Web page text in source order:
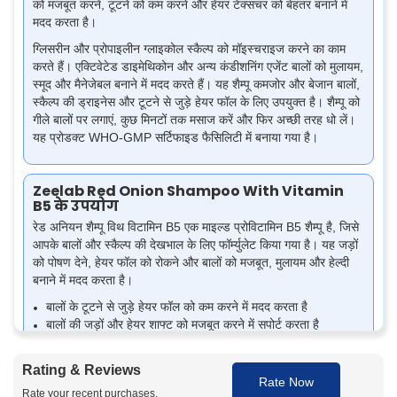
को मजबूत करने, टूटने को कम करने और हेयर टेक्सचर को बेहतर बनाने में
मदद करता है।
ग्लिसरीन और प्रोपाइलीन ग्लाइकोल स्कैल्प को मॉइस्चराइज करने का काम
करते हैं। एक्टिवेटेड डाइमेथिकोन और अन्य कंडीशनिंग एजेंट बालों को मुलायम,
स्मूद और मैनेजेबल बनाने में मदद करते हैं। यह शैम्पू कमजोर और बेजान बालों,
स्कैल्प की ड्राइनेस और टूटने से जुड़े हेयर फॉल के लिए उपयुक्त है। शैम्पू को
गीले बालों पर लगाएं, कुछ मिनटों तक मसाज करें और फिर अच्छी तरह धो लें।
यह प्रोडक्ट WHO-GMP सर्टिफाइड फैसिलिटी में बनाया गया है।
Zeelab Red Onion Shampoo With Vitamin
B5 के उपयोग
रेड अनियन शैम्पू विथ विटामिन B5 एक माइल्ड प्रोविटामिन B5 शैम्पू है, जिसे
आपके बालों और स्कैल्प की देखभाल के लिए फॉर्म्युलेट किया गया है। यह जड़ों
को पोषण देने, हेयर फॉल को रोकने और बालों को मजबूत, मुलायम और हेल्दी
बनाने में मदद करता है।
बालों के टूटने से जुड़े हेयर फॉल को कम करने में मदद करता है
बालों की जड़ों और हेयर शाफ्ट को मजबूत करने में सपोर्ट करता है
बालों की स्मूदनेस, सॉफ्टनेस और शाइन को बेहतर बनाता है
बालों के टूटने और स्प्लिट एंड्स को कम करने में मदद करता है
Rating & Reviews
Rate your recent purchases.
Rate Now